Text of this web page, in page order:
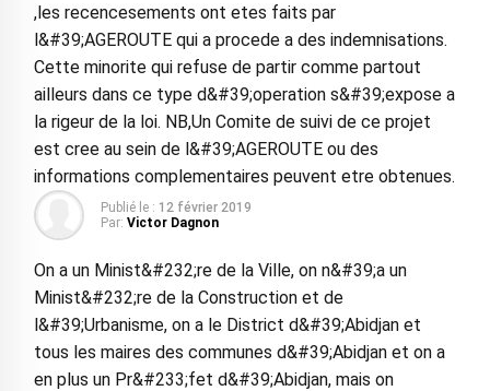
,les recencesements ont etes faits par
l&#39;AGEROUTE qui a procede a des indemnisations.
Cette minorite qui refuse de partir comme partout
ailleurs dans ce type d&#39;operation s&#39;expose a
la rigeur de la loi. NB,Un Comite de suivi de ce projet
est cree au sein de l&#39;AGEROUTE ou des
informations complementaires peuvent etre obtenues.
Publié le : 12 février 2019
Par: Victor Dagnon
On a un Minist&#232;re de la Ville, on n&#39;a un
Minist&#232;re de la Construction et de
l&#39;Urbanisme, on a le District d&#39;Abidjan et
tous les maires des communes d&#39;Abidjan et on a
en plus un Pr&#233;fet d&#39;Abidjan, mais on